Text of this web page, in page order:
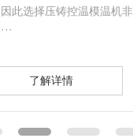
铸控温模温机非常有必